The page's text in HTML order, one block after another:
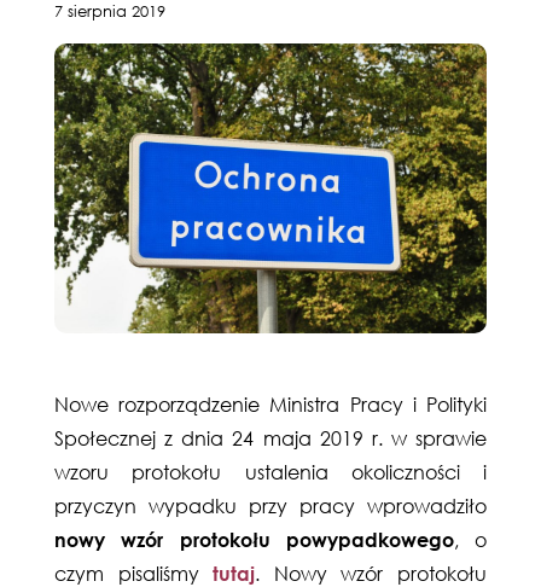
7 sierpnia 2019
Nowe rozporządzenie Ministra Pracy i Polityki
Społecznej z dnia 24 maja 2019 r. w sprawie
wzoru protokołu ustalenia okoliczności i
przyczyn wypadku przy pracy wprowadziło
nowy wzór protokołu powypadkowego, o
czym pisaliśmytutaj. Nowy wzór protokołu